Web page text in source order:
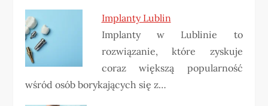
Implanty Lublin
Implanty w Lublinie to
rozwiązanie, które zyskuje
coraz większą popularność
wśród osób borykających się z…